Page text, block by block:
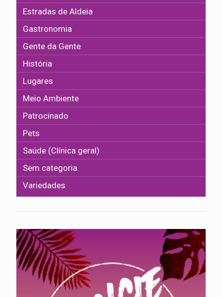
Estradas de Aldeia
Gastronomia
Gente da Gente
História
Lugares
Meio Ambiente
Patrocinado
Pets
Saúde (Clínica geral)
Sem categoria
Variedades